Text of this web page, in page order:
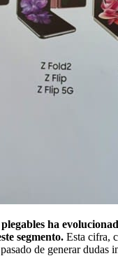
ha
segmento. Esta cifra,
de generar